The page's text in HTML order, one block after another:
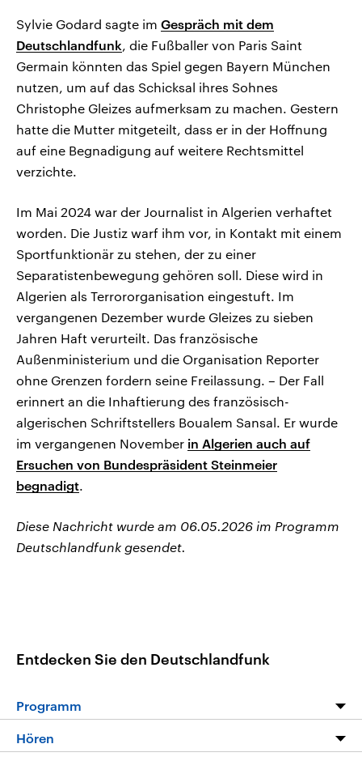
Sylvie Godard sagte im Gespräch mit dem
Deutschlandfunk, die Fußballer von Paris Saint
Germain könnten das Spiel gegen Bayern München
nutzen, um auf das Schicksal ihres Sohnes
Christophe Gleizes aufmerksam zu machen. Gestern
hatte die Mutter mitgeteilt, dass er in der Hoffnung
auf eine Begnadigung auf weitere Rechtsmittel
verzichte.
Im Mai 2024 war der Journalist in Algerien verhaftet
worden. Die Justiz warf ihm vor, in Kontakt mit einem
Sportfunktionär zu stehen, der zu einer
Separatistenbewegung gehören soll. Diese wird in
Algerien als Terrororganisation eingestuft. Im
vergangenen Dezember wurde Gleizes zu sieben
Jahren Haft verurteilt. Das französische
Außenministerium und die Organisation Reporter
ohne Grenzen fordern seine Freilassung. – Der Fall
erinnert an die Inhaftierung des französisch-
algerischen Schriftstellers Boualem Sansal. Er wurde
im vergangenen November in Algerien auch auf
Ersuchen von Bundespräsident Steinmeier
begnadigt.
Diese Nachricht wurde am 06.05.2026 im Programm
Deutschlandfunk gesendet.
Entdecken Sie den Deutschlandfunk
Programm
Programm
Hören